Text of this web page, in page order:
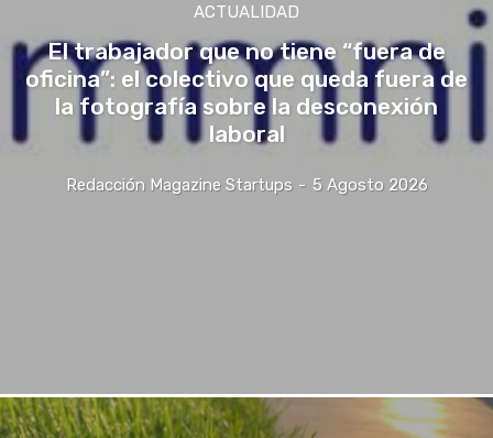
ACTUALIDAD
El trabajador que no tiene “fuera de
oficina”: el colectivo que queda fuera de
la fotografía sobre la desconexión
laboral
Redacción Magazine Startups - 5 Agosto 2026